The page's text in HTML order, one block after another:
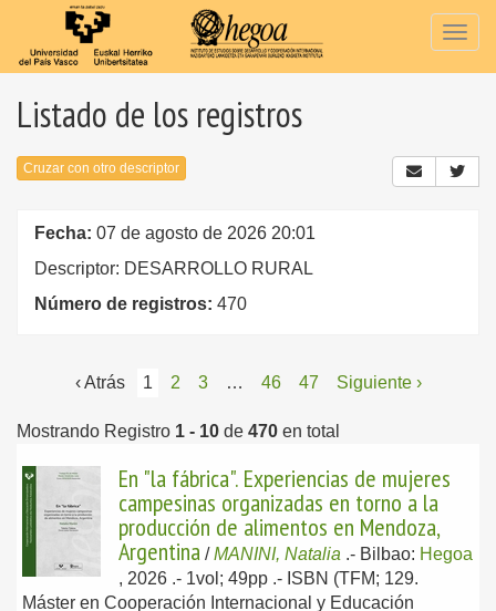
Listado de los registros
Cruzar con otro descriptor
Fecha: 07 de agosto de 2026 20:01
Descriptor: DESARROLLO RURAL
Número de registros: 470
‹ Atrás 1 2 3 … 46 47 Siguiente ›
Mostrando Registro 1 - 10 de 470 en total
En "la fábrica". Experiencias de mujeres
campesinas organizadas en torno a la
producción de alimentos en Mendoza,
Argentina /MANINI, Natalia .- Bilbao: Hegoa
, 2026 .- 1vol; 49pp .- ISBN (TFM; 129.
Máster en Cooperación Internacional y Educación